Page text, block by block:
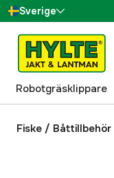
Sverige
Danmark
Suomi
Norge
Deutschland
Robotgräsklippare
Fiske / Båttillbehör